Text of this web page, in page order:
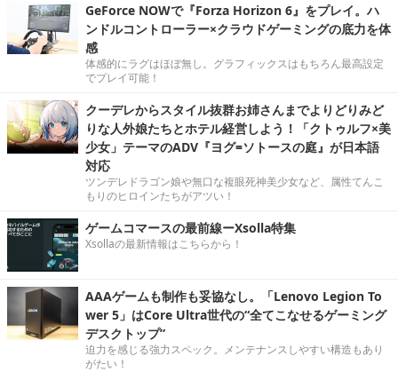
GeForce NOWで『Forza Horizon 6』をプレイ。ハ
ンドルコントローラー×クラウドゲーミングの底力を体
感
体感的にラグはほぼ無し。グラフィックスはもちろん最高設定
でプレイ可能！
クーデレからスタイル抜群お姉さんまでよりどりみど
りな人外娘たちとホテル経営しよう！「クトゥルフ×美
少女」テーマのADV『ヨグ=ソトースの庭』が日本語
対応
ツンデレドラゴン娘や無口な複眼死神美少女など、属性てんこ
もりのヒロインたちがアツい！
ゲームコマースの最前線ーXsolla特集
Xsollaの最新情報はこちらから！
AAAゲームも制作も妥協なし。「Lenovo Legion To
wer 5」はCore Ultra世代の“全てこなせるゲーミング
デスクトップ”
迫力を感じる強力スペック。メンテナンスしやすい構造もあり
がたい！